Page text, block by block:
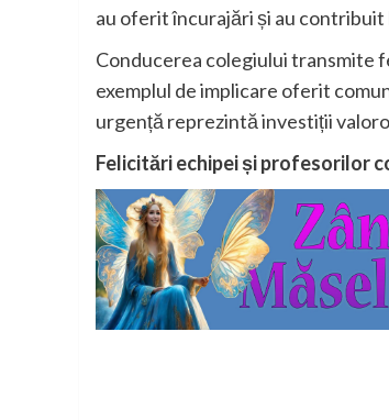
au oferit încurajări și au
Conducerea colegiului transmite
exemplul de implicare oferit
urgență reprezintă investiții
Felicitări echipei și profesorilor